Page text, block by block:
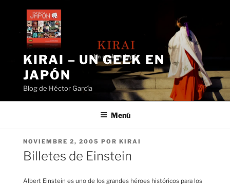
contenido
KIRAI – UN GEEK EN
JAPÓN
Blog de Héctor García
Menú
PUBLICADO
EL
NOVIEMBRE 2, 2005 POR KIRAI
Billetes de Einstein
Albert Einstein es uno de los grandes héroes históricos para los